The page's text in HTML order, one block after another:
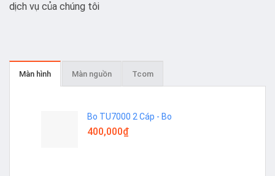
dịch vụ của chúng tôi
Màn hình Màn nguồn Tcom
Bo TU7000 2 Cáp - Bo
400,000₫